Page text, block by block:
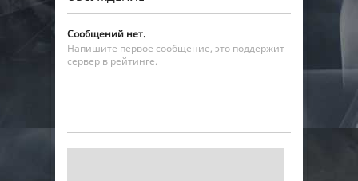
Сообщений нет.
Напишите первое сообщение, это поддержит
сервер в рейтинге.